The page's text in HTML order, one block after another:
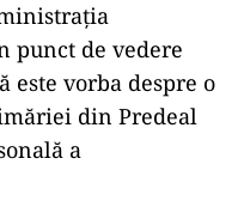
punct de vedere
este vorba despre o
din Predeal
a